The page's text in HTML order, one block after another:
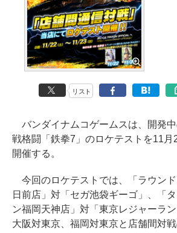
リスト
バンダイナムコゲームスは、開発
戦格闘「鉄拳7」のロケテストを11月
開催する。
今回のロケテストでは、「ラウン
日前店」対「セガ池袋ギーゴ」、「
ン福岡天神店」対「東京レジャーラン
大阪対東京、福岡対東京と店舗間対